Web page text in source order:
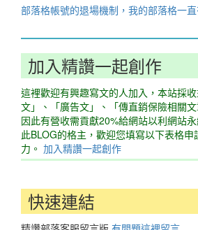
部落格帳號的退場機制，我的部落格一直
加入精讚一起創作
這裡歡迎有興趣寫文的人加入，本站採
文」、「廣告文」、「傳直銷保險相關
因此有營收需貢獻20%給網站以利網站
此BLOG的格主，歡迎您填寫以下表格
力。 加入精讚一起創作
快速連結